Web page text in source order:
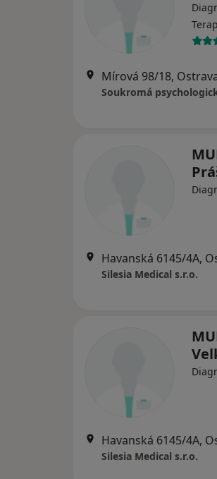
Mírová 98/18,
Soukromá
Havanská 6145/4A,
Silesia Medical s.r.o.
Havanská 6145/4A,
Silesia Medical s.r.o.